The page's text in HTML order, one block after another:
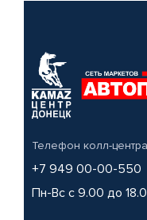
Телефон колл-центра
+7 949 00-00-550
Пн-Вс с 9.00 до